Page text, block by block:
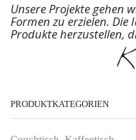
Unsere Projekte gehen
Formen zu erzielen.
Produkte herzustellen,
PRODUKTKATEGORIEN